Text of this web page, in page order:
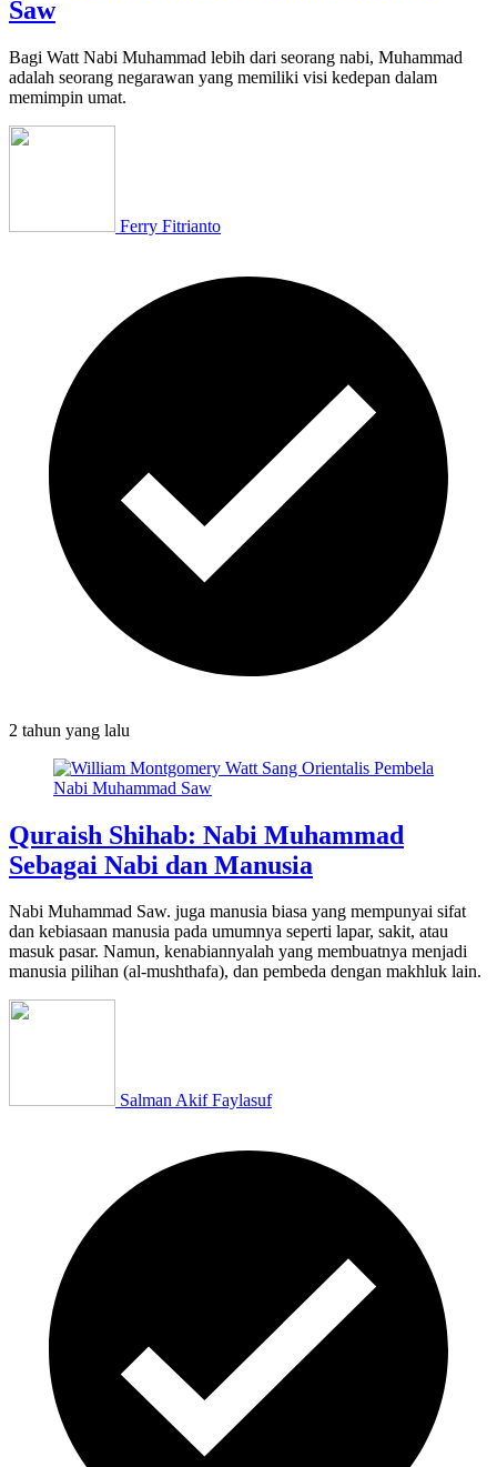
Saw
Bagi Watt Nabi Muhammad lebih dari seorang nabi, Muhammad
adalah seorang negarawan yang memiliki visi kedepan dalam
memimpin umat.
Ferry Fitrianto
2 tahun yang lalu
Quraish Shihab: Nabi Muhammad
Sebagai Nabi dan Manusia
Nabi Muhammad Saw. juga manusia biasa yang mempunyai sifat
dan kebiasaan manusia pada umumnya seperti lapar, sakit, atau
masuk pasar. Namun, kenabiannyalah yang membuatnya menjadi
manusia pilihan (al-mushthafa), dan pembeda dengan makhluk lain.
Salman Akif Faylasuf